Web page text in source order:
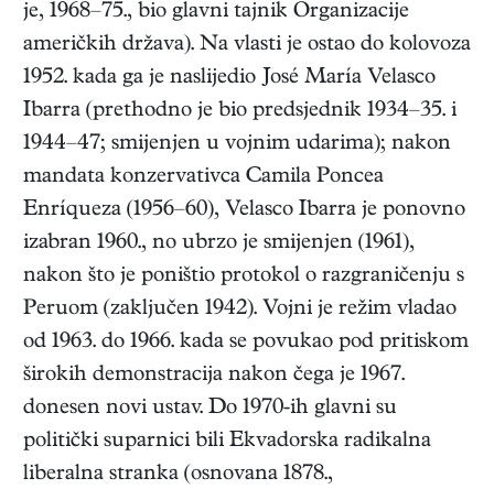
je, 1968–75., bio glavni tajnik Organizacije
američkih država). Na vlasti je ostao do kolovoza
1952. kada ga je naslijedio José María Velasco
Ibarra (prethodno je bio predsjednik 1934–35. i
1944–47; smijenjen u vojnim udarima); nakon
mandata konzervativca Camila Poncea
Enríqueza (1956–60), Velasco Ibarra je ponovno
izabran 1960., no ubrzo je smijenjen (1961),
nakon što je poništio protokol o razgraničenju s
Peruom (zaključen 1942). Vojni je režim vladao
od 1963. do 1966. kada se povukao pod pritiskom
širokih demonstracija nakon čega je 1967.
donesen novi ustav. Do 1970-ih glavni su
politički suparnici bili Ekvadorska radikalna
liberalna stranka (osnovana 1878.,